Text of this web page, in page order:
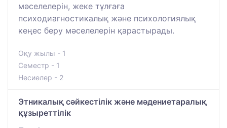
мәселелерін, жеке тұлғаға
психодиагностикалық және психологиялық
кеңес беру мәселелерін қарастырады.
Оқу жылы - 1
Семестр - 1
Несиелер - 2
Этникалық сәйкестілік және мәдениетаралық
құзыреттілік